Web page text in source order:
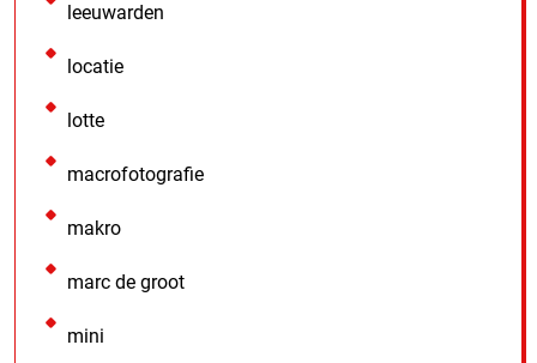
leeuwarden
locatie
lotte
macrofotografie
makro
marc de groot
mini